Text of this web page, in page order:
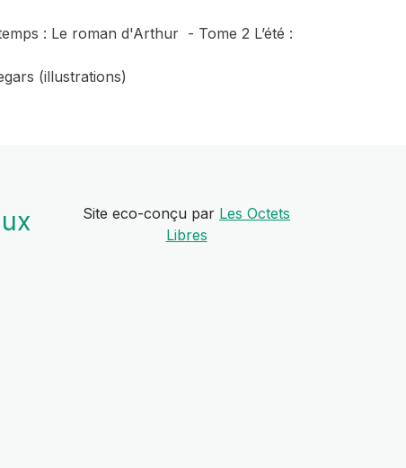
: Le roman d'Arthur - Tome 2 L’été :
(illustrations)
Site eco-conçu par Les Octets
Libres